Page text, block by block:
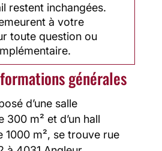
restent inchangées.
à votre
toute question ou
générales
d’une salle
300 m² et d’un hall
1000 m², se trouve rue